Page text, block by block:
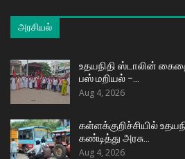
அரசியல்
உதயநிதி ஸ்டாலின்
பஸ் மறியல் –…
Aug 4, 2026
கள்ளக்குறிச்சியில்
கண்டித்து அரசு…
Aug 4, 2026